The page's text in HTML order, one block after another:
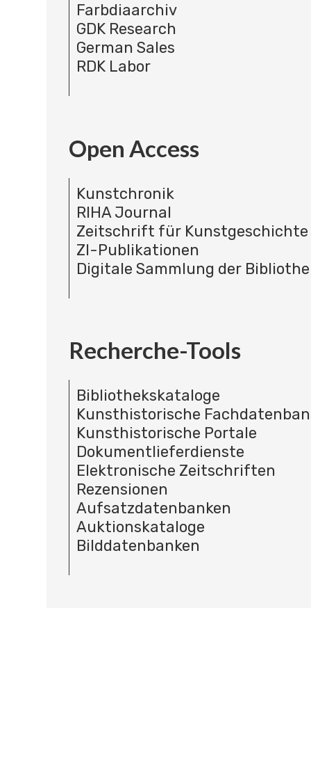
Farbdiaarchiv
GDK Research
German Sales
RDK Labor
Open Access
Kunstchronik
RIHA Journal
Zeitschrift für Kunstgeschichte
ZI-Publikationen
Digitale Sammlung der
Recherche-Tools
Bibliothekskataloge
Kunsthistorische
Kunsthistorische Portale
Dokumentlieferdienste
Elektronische Zeitschriften
Rezensionen
Aufsatzdatenbanken
Auktionskataloge
Bilddatenbanken